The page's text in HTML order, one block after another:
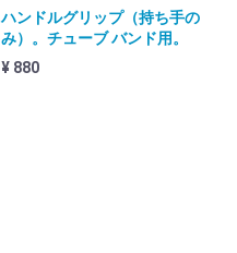
ハンドルグリップ（持ち手の
み）。チューブ バンド用。
¥ 880